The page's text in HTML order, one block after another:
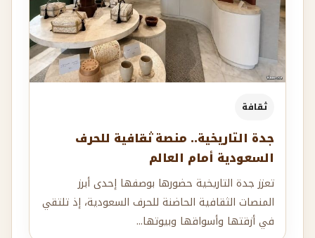
ثقافة
جدة التاريخية.. منصة ثقافية للحرف
السعودية أمام العالم
تعزز جدة التاريخية حضورها بوصفها إحدى أبرز
المنصات الثقافية الحاضنة للحرف السعودية، إذ تلتقي
في أزقتها وأسواقها وبيوتها...